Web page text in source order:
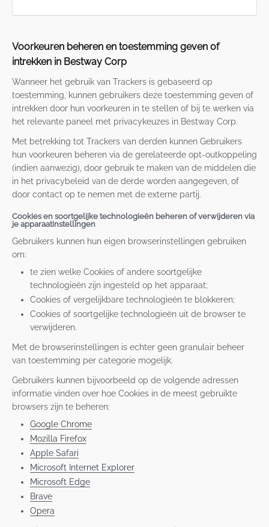
Voorkeuren beheren en toestemming geven of
intrekken in Bestway Corp
Wanneer het gebruik van Trackers is gebaseerd op
toestemming, kunnen gebruikers deze toestemming geven of
intrekken door hun voorkeuren in te stellen of bij te werken via
het relevante paneel met privacykeuzes in Bestway Corp.
Met betrekking tot Trackers van derden kunnen Gebruikers
hun voorkeuren beheren via de gerelateerde opt-outkoppeling
(indien aanwezig), door gebruik te maken van de middelen die
in het privacybeleid van de derde worden aangegeven, of
door contact op te nemen met de externe partij.
Cookies en soortgelijke technologieën beheren of verwijderen via
je apparaatinstellingen
Gebruikers kunnen hun eigen browserinstellingen gebruiken
om:
te zien welke Cookies of andere soortgelijke
technologieën zijn ingesteld op het apparaat;
Cookies of vergelijkbare technologieën te blokkeren;
Cookies of soortgelijke technologieën uit de browser te
verwijderen.
Met de browserinstellingen is echter geen granulair beheer
van toestemming per categorie mogelijk.
Gebruikers kunnen bijvoorbeeld op de volgende adressen
informatie vinden over hoe Cookies in de meest gebruikte
browsers zijn te beheren:
Google Chrome
Mozilla Firefox
Apple Safari
Microsoft Internet Explorer
Microsoft Edge
Brave
Opera